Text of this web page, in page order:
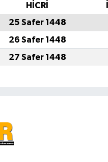
HİCRİ
25 Safer 1448
26 Safer 1448
27 Safer 1448